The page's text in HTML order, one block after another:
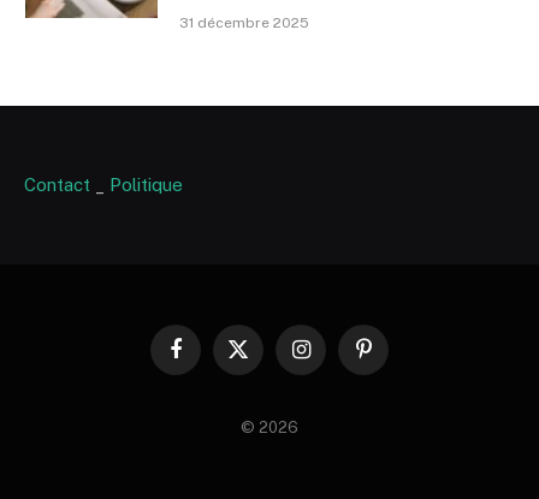
31 décembre 2025
Contact Politique
Facebook
X
InstagramPinterest
© 2026